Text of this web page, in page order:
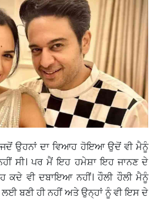
ਜਦੋਂ ਉਹਨਾਂ ਦਾ ਵਿਆਹ ਹੋਇਆ ਉਦੋਂ ਵੀ ਮੈਨੂੰ
ਸੀ। ਪਰ ਮੈਂ ਇਹ ਹਮੇਸ਼ਾ ਇਹ ਜਾਨਣ ਦੇ
ਵੀ ਦਬਾਇਆ ਨਹੀਂ। ਹੌਲੀ ਹੌਲੀ ਮੈਨੂੰ
ਬਣੀ ਹੀ ਨਹੀਂ ਅਤੇ ਉਨ੍ਹਾਂ ਨੂੰ ਵੀ ਇਸ ਦੇ